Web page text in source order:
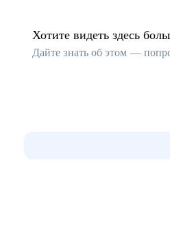
Хотите видеть здесь
Дайте знать об этом —